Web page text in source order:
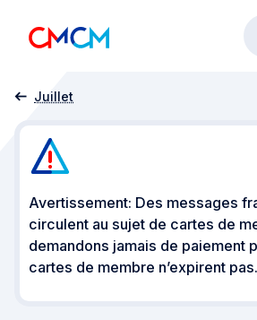
Accueil
Évènements
CMCM on Tour
Juillet
Marché de Echternach
Avertissement: Des messages
circulent au sujet de cartes de
demandons jamais de paiement
cartes de membre n’expirent pas.